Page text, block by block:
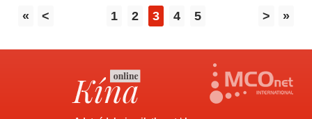
« < 1 2 3 4 5 > »